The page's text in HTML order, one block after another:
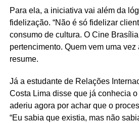
Para ela, a iniciativa vai além da
fidelização. “Não é só fidelizar
consumo de cultura. O Cine
pertencimento. Quem vem uma vez
resume.
Já a estudante de Relações
Costa Lima disse que já conhecia
aderiu agora por achar que o
“Eu sabia que existia, mas não